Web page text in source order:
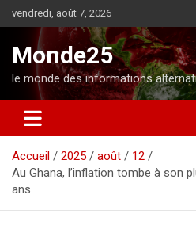
l
o
n
vendredi, août 7, 2026
Monde25
le monde des informations
Accueil 2025 août
12
Au Ghana, l’inflation tombe à son
ans